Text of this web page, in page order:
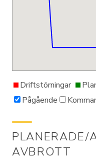
Driftstörningar
Pågående
PLANERADE/
AVBROTT